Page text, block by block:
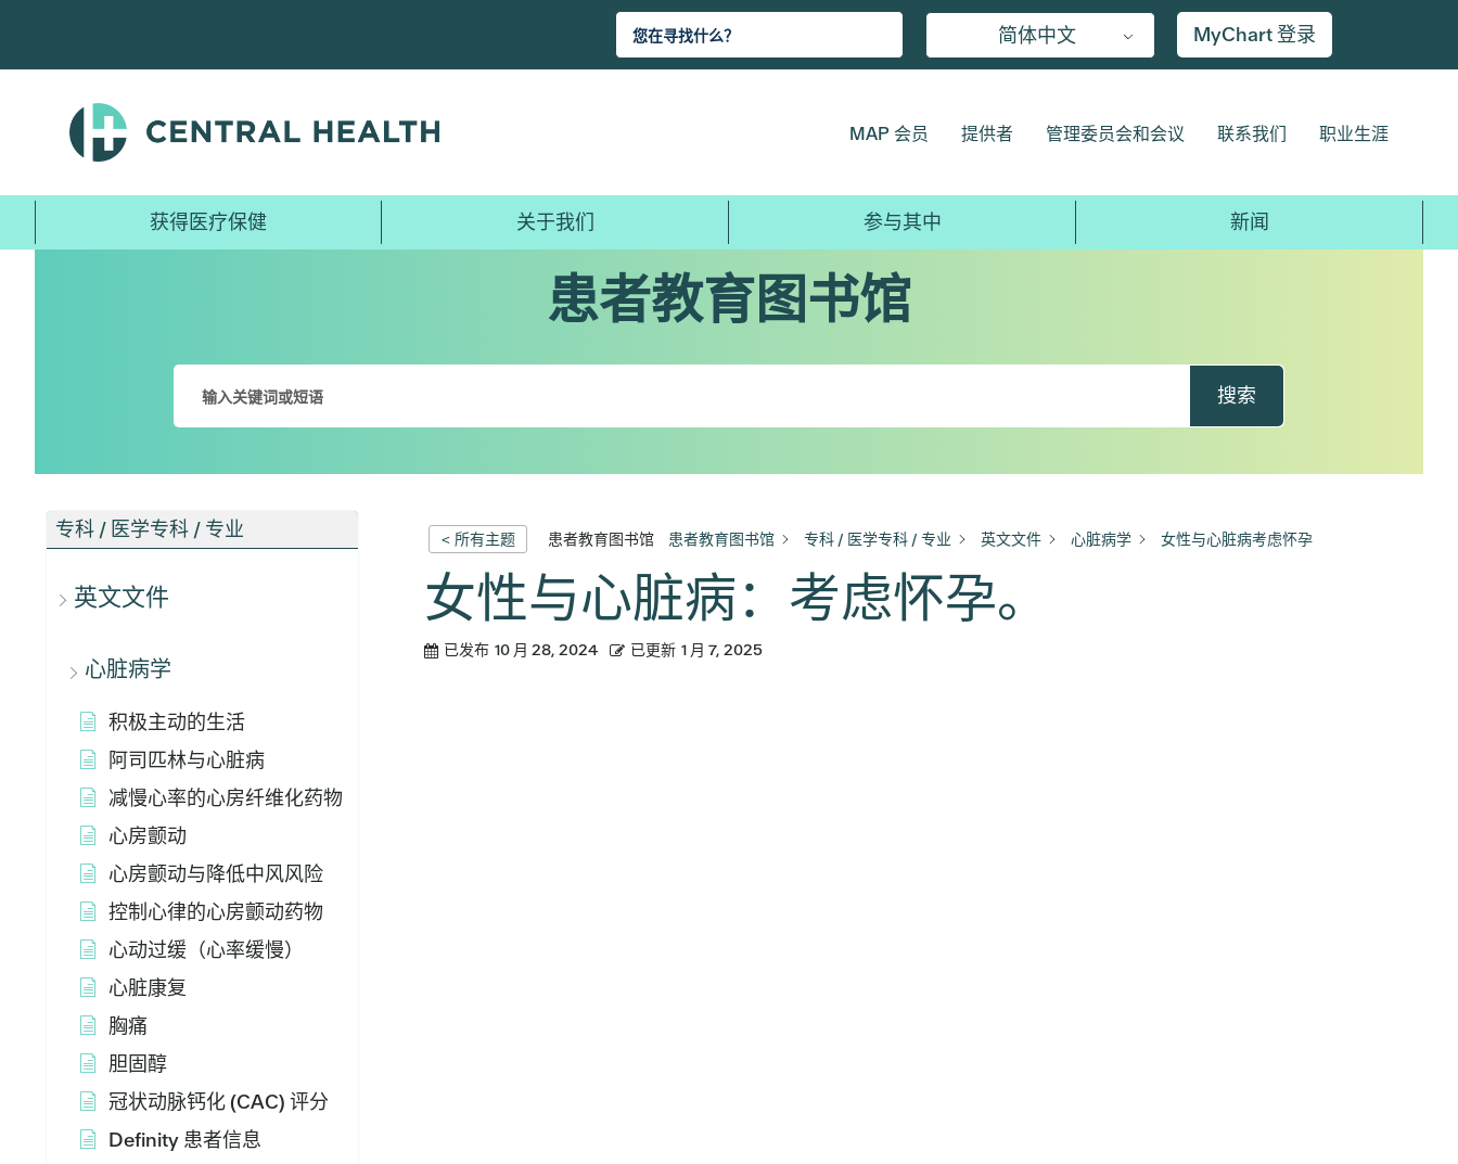
主
简体中文 MyChart 登录
MAP 会员 提供者 管理委员会和会议 联系我们 职业生涯
获得医疗保健 关于我们 参与其中 新闻
患者教育图书馆
搜索
专科 / 医学专科 / 专业
英文文件
心脏病学
积极主动的生活
阿司匹林与心脏病
减慢心率的心房纤维化药物
心房颤动
心房颤动与降低中风风险
控制心律的心房颤动药物
心动过缓（心率缓慢）
心脏康复
胸痛
胆固醇
冠状动脉钙化 (CAC) 评分
Definity 患者信息
< 所有主题 患者教育图书馆 患者教育图书馆 专科 / 医学专科 / 专业 英文文件 心脏病学 女性与心脏病考虑怀孕
女性与心脏病：考虑怀孕。
已发布 10 月 28, 2024 已更新 1 月 7, 2025